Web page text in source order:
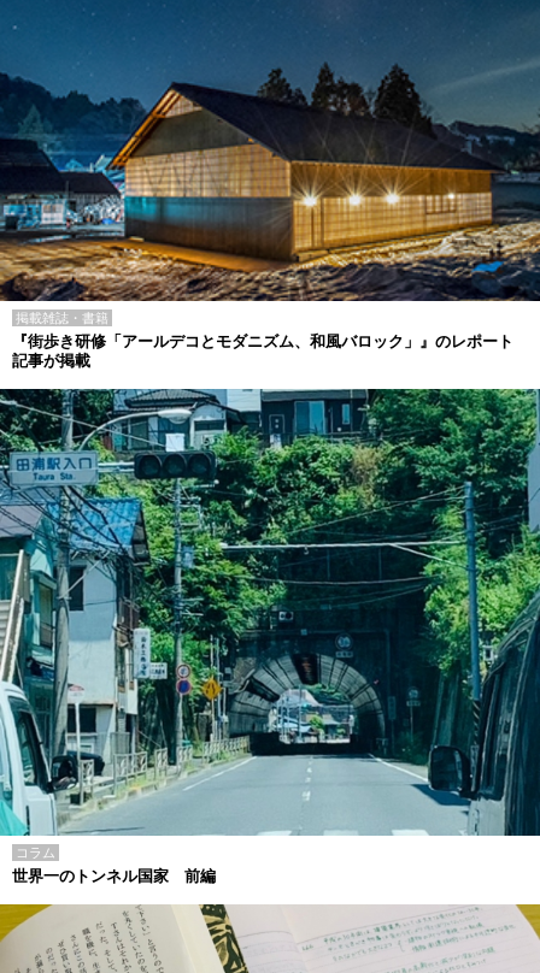
掲載雑誌・書籍
『街歩き研修「アールデコとモダニズム、和風バロック」』のレポート
記事が掲載
コラム
世界一のトンネル国家 前編